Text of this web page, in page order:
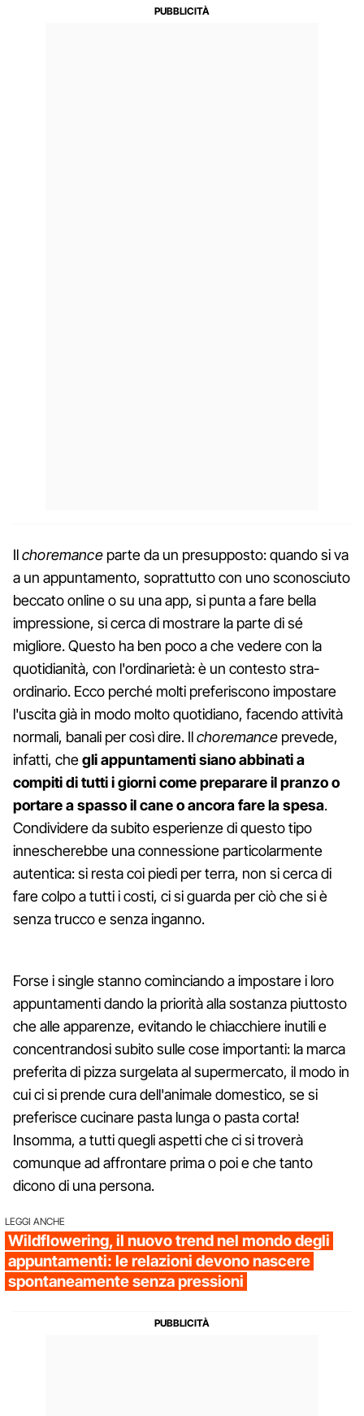
Ilchoremanceparte da un presupposto: quando si va
a un appuntamento, soprattutto con uno sconosciuto
beccato online o su una app, si punta a fare bella
impressione, si cerca di mostrare la parte di sé
migliore. Questo ha ben poco a che vedere con la
quotidianità, con l'ordinarietà: è un contesto stra-
ordinario. Ecco perché molti preferiscono impostare
l'uscita già in modo molto quotidiano, facendo attività
normali, banali per così dire. Ilchoremanceprevede,
infatti, chegli appuntamenti siano abbinati a
compiti di tutti i giorni come preparare il pranzo o
portare a spasso il cane o ancora fare la spesa.
Condividere da subito esperienze di questo tipo
innescherebbe una connessione particolarmente
autentica: si resta coi piedi per terra, non si cerca di
fare colpo a tutti i costi, ci si guarda per ciò che si è
senza trucco e senza inganno.
Forse i single stanno cominciando a impostare i loro
appuntamenti dando la priorità alla sostanza piuttosto
che alle apparenze, evitando le chiacchiere inutili e
concentrandosi subito sulle cose importanti: la marca
preferita di pizza surgelata al supermercato, il modo in
cui ci si prende cura dell'animale domestico, se si
preferisce cucinare pasta lunga o pasta corta!
Insomma, a tutti quegli aspetti che ci si troverà
comunque ad affrontare prima o poi e che tanto
dicono di una persona.
LEGGI ANCHE
Wildflowering, il nuovo trend nel mondo degli
appuntamenti: le relazioni devono nascere
spontaneamente senza pressioni